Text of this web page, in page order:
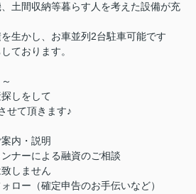
土間収納等暮らす人を考えた設備が充
生かし、お車並列2台駐車可能です
ております。
しをして
せて頂きます♪
内・説明
ナーによる融資のご相談
しません
ロー（確定申告のお手伝いなど）